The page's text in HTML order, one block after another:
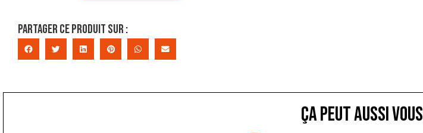
Partager ce produit sur :
ça peut aussi